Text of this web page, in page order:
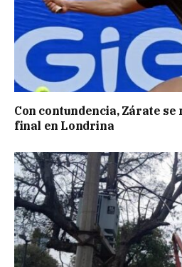
Con contundencia, Zárate se
final en Londrina